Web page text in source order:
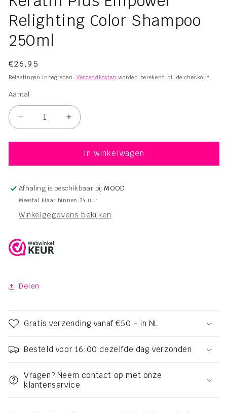
in
modaal
Relighting Color Shampoo
250ml
Normale
prijs
€26,95
Belastingen inbegrepen. Verzendkosten worden berekend bij de checkout.
Aantal
Aantal
Aantal
verlagen
voor
Plus
Relighting
Color
250ml
Aantal
verhogen
voor
Keratin
Plus
Relighting
Color
250ml
In winkelwagen
Afhaling is beschikbaar bij MOOD
Meestal klaar binnen 24 uur
Winkelgegevens bekijken
Delen
Gratis verzending vanaf €50,- in NL
Besteld voor 16:00 dezelfde dag verzonden
Vragen? Neem contact op met onze
klantenservice